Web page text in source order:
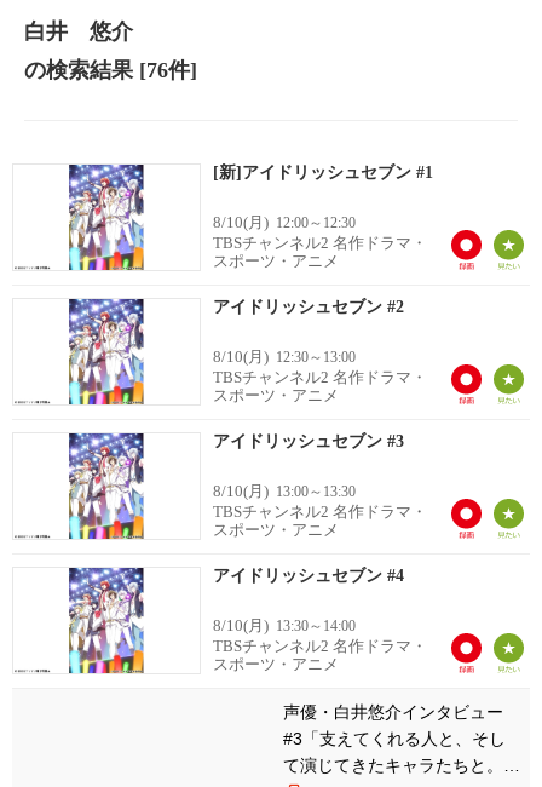
白井 悠介
の検索結果[76件]
[新]アイドリッシュセブン #1
8/10(月) 12:00～12:30
TBSチャンネル2 名作ドラマ・
スポーツ・アニメ
アイドリッシュセブン #2
8/10(月) 12:30～13:00
TBSチャンネル2 名作ドラマ・
スポーツ・アニメ
アイドリッシュセブン #3
8/10(月) 13:00～13:30
TBSチャンネル2 名作ドラマ・
スポーツ・アニメ
アイドリッシュセブン #4
8/10(月) 13:30～14:00
TBSチャンネル2 名作ドラマ・
スポーツ・アニメ
声優・白井悠介インタビュー
#3「支えてくれる人と、そし
て演じてきたキャラたちと。